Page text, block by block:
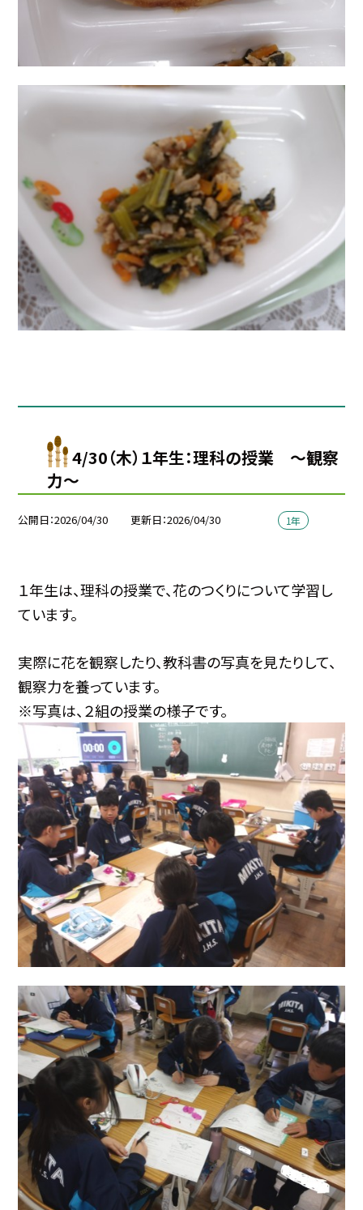
4/30（木）１年生：理科の授業 〜観察
力～
公開日 2026/04/30 更新日 2026/04/30 1年
１年生は、理科の授業で、花のつくりについて学習し
ています。
実際に花を観察したり、教科書の写真を見たりして、
観察力を養っています。
※写真は、２組の授業の様子です。